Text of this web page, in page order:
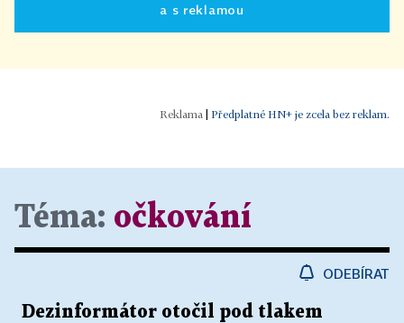
a s reklamou
| Předplatné HN+ je zcela bez reklam.
Téma: očkování
ODEBÍRAT
Dezinformátor otočil pod tlakem